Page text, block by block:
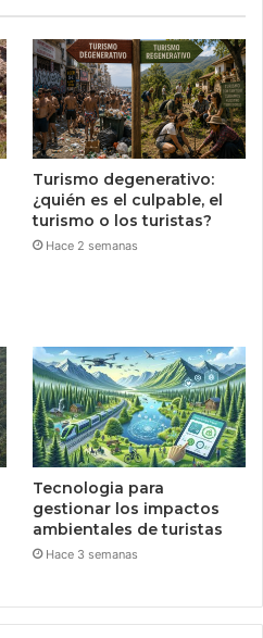
Turismo degenerativo:
¿quién es el culpable, el
turismo o los turistas?
Hace 2 semanas
Tecnologia para
gestionar los impactos
ambientales de turistas
Hace 3 semanas